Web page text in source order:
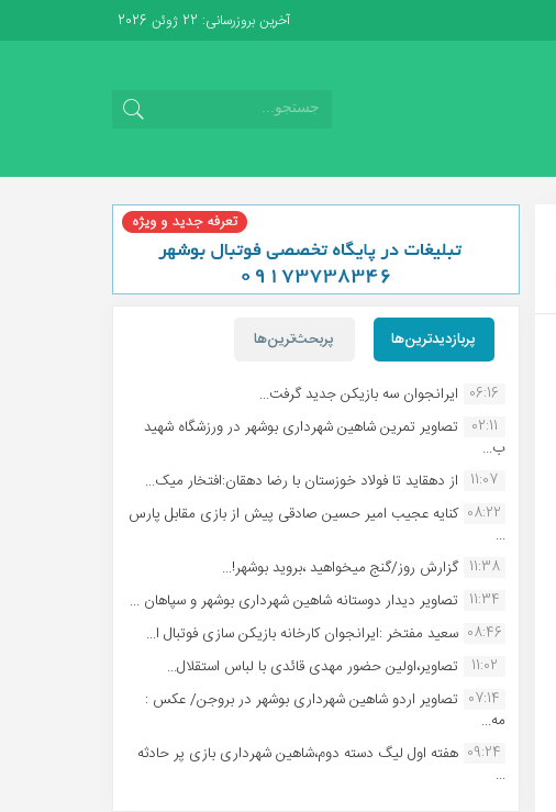
آخرین بروزرسانی: 22 ژوئن 2026
پربازدیدترین‌ها پربحث‌ترین‌ها
06:16 ایرانجوان سه بازیکن جدید گرفت...
02:11
تصاویر تمرین شاهین شهردارى بوشهر در ورزشگاه شهید
ب...
11:07 از دهقاید تا فولاد خوزستان با رضا دهقان:افتخار میک...
08:22 کنایه عجیب امیر حسین صادقی پیش از بازی مقابل پارس
...
11:38 گزارش روز/گنج میخواهید ،بروید بوشهر!...
11:34 تصاویر دیدار دوستانه شاهین شهردارى بوشهر و سپاهان ...
08:46 سعید مفتخر :ایرانجوان کارخانه بازیکن سازی فوتبال ا...
11:02
تصاویر،اولین حضور مهدی قائدی با لباس استقلال...
07:14 تصاویر اردو شاهین شهرداری بوشهر در بروجن/ عکس :
مه...
09:24 هفته اول لیگ دسته دوم،شاهین شهرداری بازی پر حادثه
...